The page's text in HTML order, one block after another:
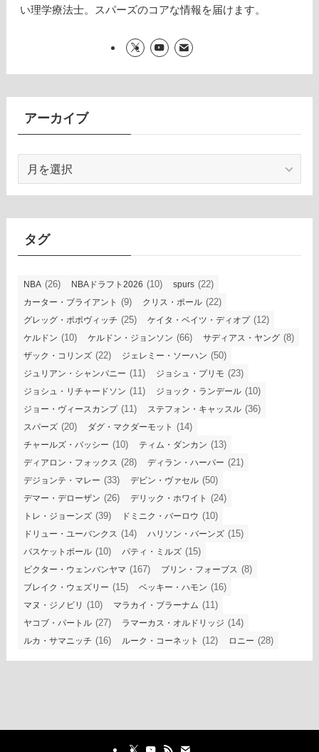
い理学療法士。スパーズのコアな情報を届けます。
アーカイブ
カ
イ
タグ
NBA (26) NBAドラフト2026 (10) spurs (22)
カーター・ブライアント (9) クリス・ポール (22)
グレッグ・ポポヴィッチ (25) ケイタ・ベイツ・ディオプ(12)
ケルドン (10) ケルドン・ジョンソン (66) サディアス・ヤング (8)
ザック・コリンズ (22) ジェレミー・ソーハン (50)
ジュリアン・シャンパニー (11) ジョシュ・プリモ (23)
ジョシュ・リチャードソン (11) ジョック・ランデール (10)
ジョー・ヴィースカンプ(11) ステフォン・キャッスル (36)
スパーズ (20) ダグ・マクダーモット (14)
チャールズ・バッシー (10) ティム・ダンカン (13)
ディアロン・フォックス (28) ディラン・ハーパー (21)
デジョンテ・マレー (33) デビン・ヴァセル (50)
デマー・デローザン (26) デリック・ホワイト (24)
トレ・ジョーンズ (39) ドミニク・バーロウ (10)
ドリュー・ユーバンクス (14) ハリソン・バーンズ (15)
バスケットボール (10) パティ・ミルズ (15)
ビクター・ウェンバンヤマ (167) ブリン・フォーブス (8)
ブレイク・ウェズリー (15) ベッキー・ハモン (16)
マヌ・ジノビリ (10) マラカイ・ブラーナム (11)
ヤコブ・パートル (27) ラマーカス・オルドリッジ (14)
ルカ・サマニッチ (16) ルーク・コーネット (12) ロニー (28)